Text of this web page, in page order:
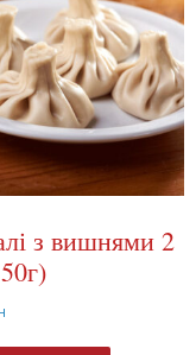
з вишнями 2